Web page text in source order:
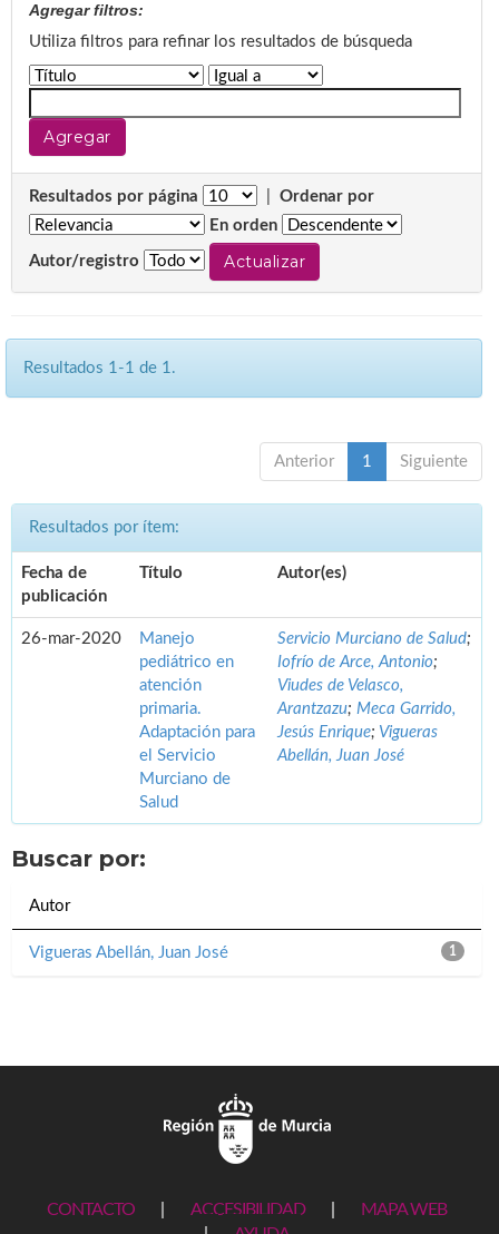
Agregar filtros:
Utiliza filtros para refinar los resultados de búsqueda
Resultados por página
Ordenar por
En orden
Autor/registro
Resultados 1-1 de 1.
Anterior 1 Siguiente
Resultados por ítem:
Fecha de
publicación
Título Autor(es)
26-mar-2020
Manejo
pediátrico en
atención
primaria.
Adaptación para
el Servicio
Murciano de
Salud
Servicio Murciano de Salud;
Iofrío de Arce, Antonio;
Viudes de Velasco,
Arantzazu; Meca Garrido,
Jesús Enrique; Vigueras
Abellán, Juan José
Buscar por:
Autor
1
Vigueras Abellán, Juan José
CONTACTO ACCESIBILIDAD
MAPA WEB